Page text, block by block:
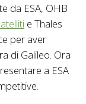
da ESA, OHB
e Thales
per aver
di Galileo. Ora
a ESA